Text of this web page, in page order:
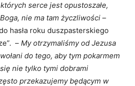
serce jest opustoszałe,
nie ma tam życzliwości –
hasła roku duszpasterskiego
– My otrzymaliśmy od Jezusa
do tego, aby tym pokarmem
nie tylko tymi dobrami
przekazujemy będącym w